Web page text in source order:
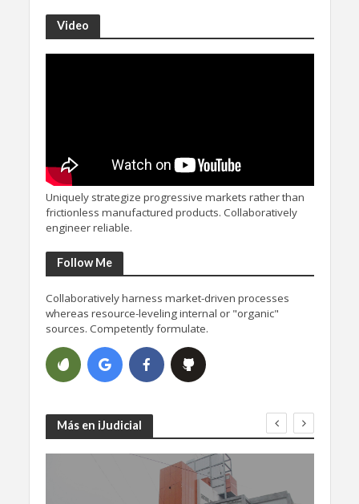
Video
Uniquely strategize progressive markets rather than
frictionless manufactured products. Collaboratively
engineer reliable.
Follow Me
Collaboratively harness market-driven processes
whereas resource-leveling internal or "organic"
sources. Competently formulate.
Más en iJudicial